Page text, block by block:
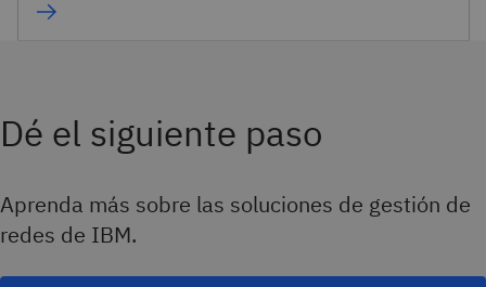
Dé el siguiente paso
Aprenda más sobre las soluciones de gestión de
redes de IBM.